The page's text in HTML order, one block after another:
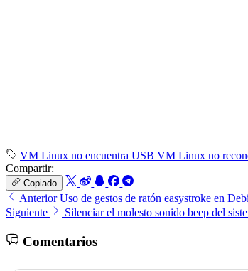
VM Linux no encuentra USB VM Linux no
Compartir:
Copiado
AnteriorUso de gestos de ratón easystroke en
Siguiente
Silenciar el molesto sonido beep del
Comentarios